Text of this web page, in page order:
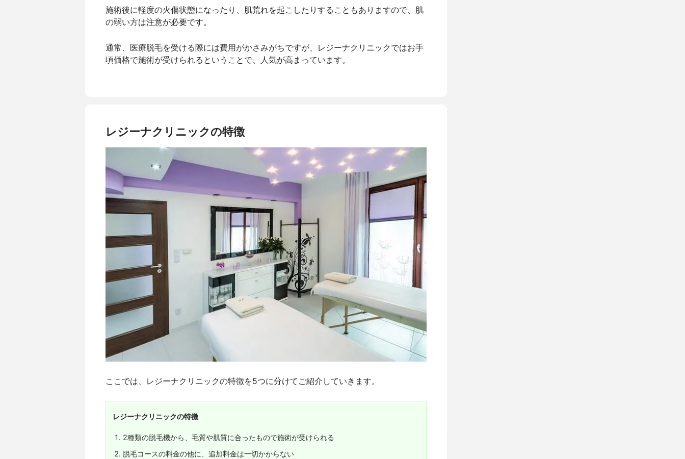
施術後に軽度の火傷状態になったり、肌荒れを起こしたりすることもありますので、肌
の弱い方は注意が必要です。
通常、医療脱毛を受ける際には費用がかさみがちですが、レジーナクリニックではお手
頃価格で施術が受けられるということで、人気が高まっています。
レジーナクリニックの特徴
ここでは、レジーナクリニックの特徴を5つに分けてご紹介していきます。
レジーナクリニックの特徴
2種類の脱毛機から、毛質や肌質に合ったもので施術が受けられる
脱毛コースの料金の他に、追加料金は一切かからない